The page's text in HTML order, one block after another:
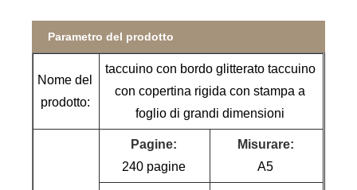
Parametro del prodotto
Nome del
prodotto:
taccuino con bordo glitterato taccuino
con copertina rigida con stampa a
foglio di grandi dimensioni
Pagine:
240 pagine
Misurare:
A5